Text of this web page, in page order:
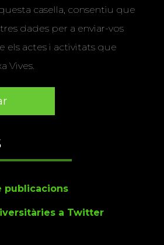
casella, consentiu que
dades per a enviar-vos
els actes i activitats que
Vives.
publicacions
a Twitter